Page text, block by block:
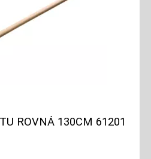
ROVNÁ 130CM 61201